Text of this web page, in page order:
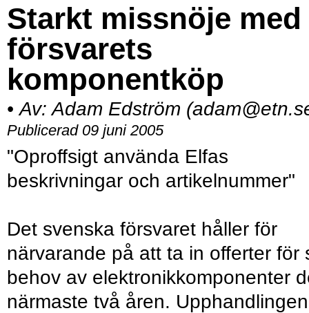
Starkt missnöje med
försvarets
komponentköp
• Av:Adam Edström
Publicerad 09 juni 2005
"Oproffsigt använda Elfas
beskrivningar och artikelnummer"
Det svenska försvaret håller för
närvarande på att ta in offerter för
behov av elektronikkomponenter
närmaste två åren.